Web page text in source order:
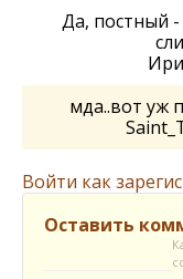
Да, постный
мда..вот уж
Войти как
Оставить